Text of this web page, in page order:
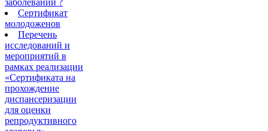
Сертификат
молодоженов
Перечень
исследований и
мероприятий в
рамках реализации
«Сертификата на
прохождение
диспансеризации
для оценки
репродуктивного